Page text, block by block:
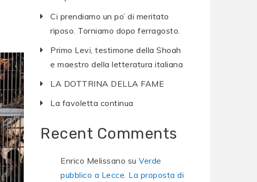
Ci prendiamo un po’ di meritato
riposo. Torniamo dopo ferragosto.
Primo Levi, testimone della Shoah
e maestro della letteratura italiana
LA DOTTRINA DELLA FAME
La favoletta continua
Recent Comments
Enrico Melissano suVerde
pubblico a Lecce. La proposta di